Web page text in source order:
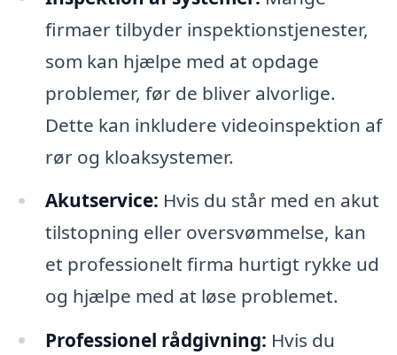
firmaer tilbyder inspektionstjenester,
som kan hjælpe med at opdage
problemer, før de bliver alvorlige.
Dette kan inkludere videoinspektion af
rør og kloaksystemer.
Akutservice: Hvis du står med en akut
tilstopning eller oversvømmelse, kan
et professionelt firma hurtigt rykke ud
og hjælpe med at løse problemet.
Professionel rådgivning: Hvis du